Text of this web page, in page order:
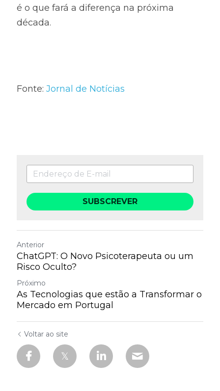
é o que fará a diferença na próxima
década.
Fonte: Jornal de Notícias
SUBSCREVER
Anterior
ChatGPT: O Novo Psicoterapeuta ou um
Risco Oculto?
Próximo
As Tecnologias que estão a Transformar o
Mercado em Portugal
Voltar ao site